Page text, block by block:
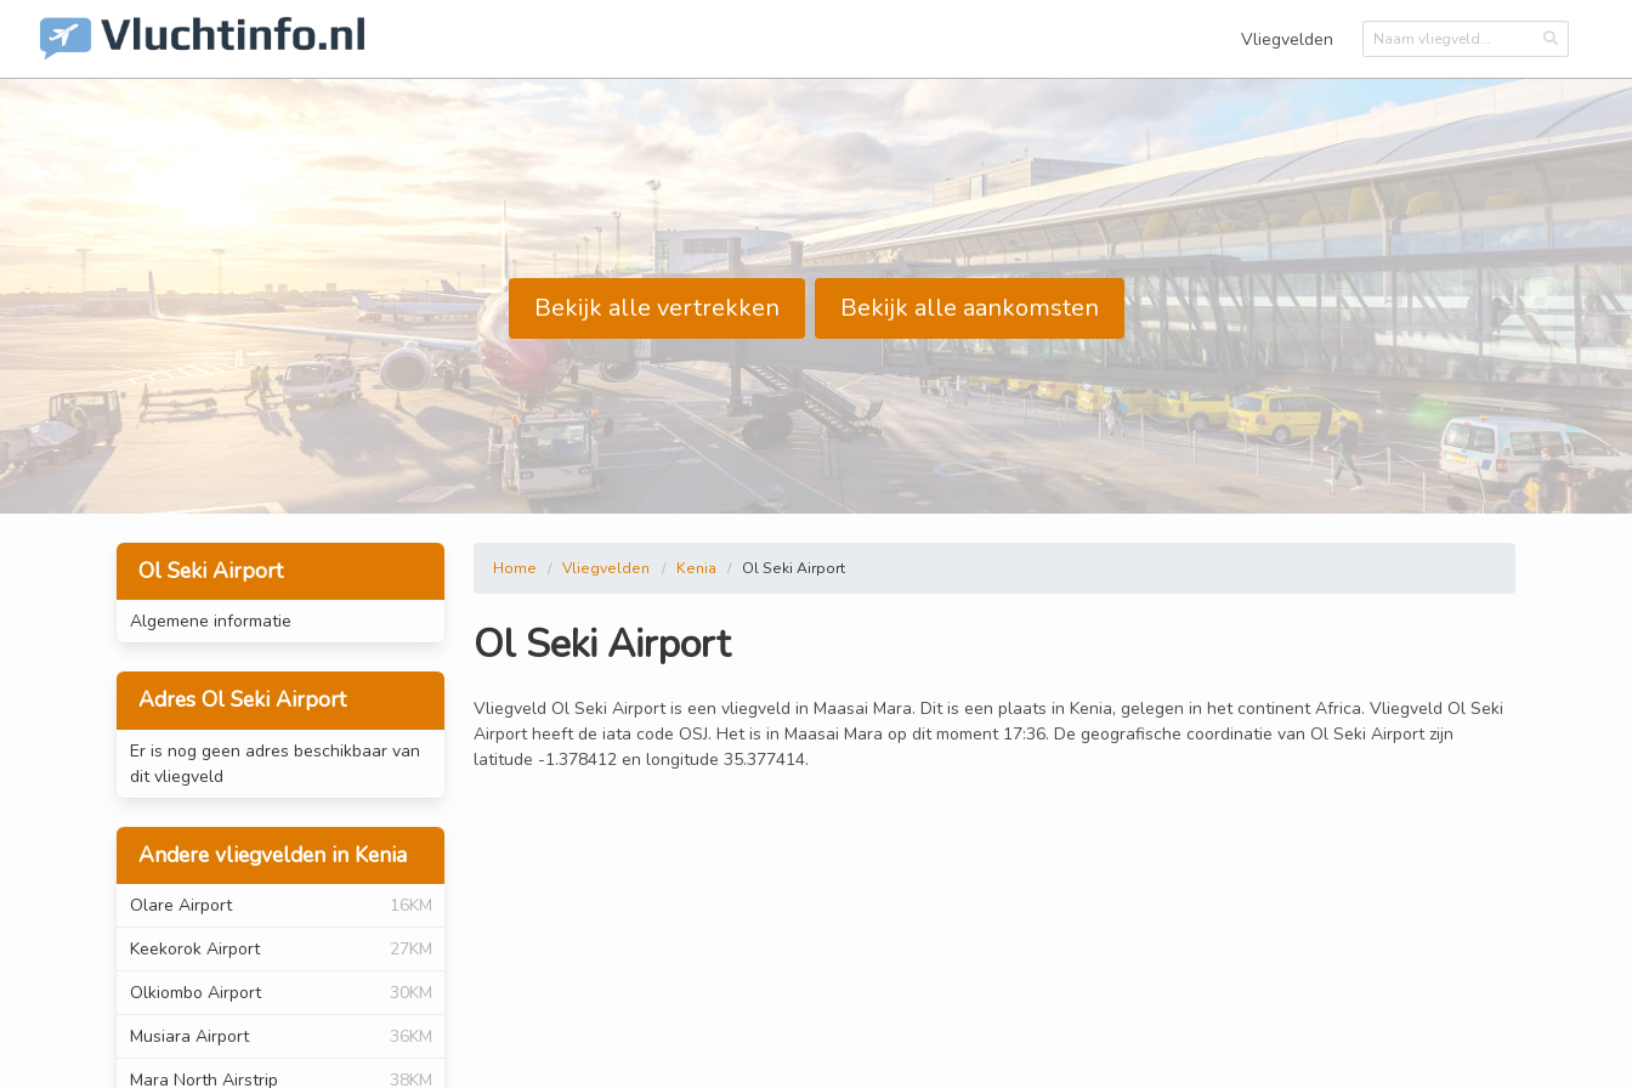
Vliegvelden
Bekijk alle vertrekken Bekijk alle aankomsten
Ol Seki Airport
Algemene informatie
Adres Ol Seki Airport
Er is nog geen adres beschikbaar van
dit vliegveld
Andere vliegvelden in Kenia
Olare Airport
16KM
Keekorok Airport
27KM
Olkiombo Airport
30KM
Musiara Airport
36KM
Mara North Airstrip
38KM
Home Vliegvelden Kenia Ol Seki Airport
Ol Seki Airport
Vliegveld Ol Seki Airport is een vliegveld in Maasai Mara. Dit is een plaats in Kenia, gelegen in het continent Africa. Vliegveld Ol Seki
Airport heeft de iata code OSJ. Het is in Maasai Mara op dit moment 17:36. De geografische coordinatie van Ol Seki Airport zijn
latitude -1.378412 en longitude 35.377414.